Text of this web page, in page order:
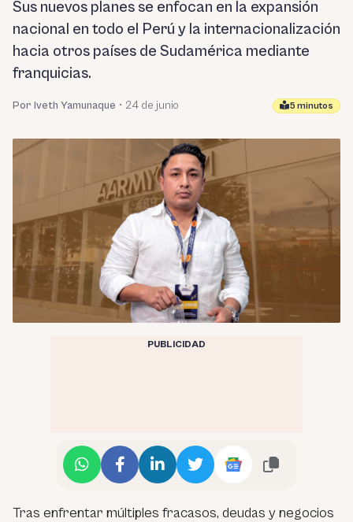
Sus nuevos planes se enfocan en la expansión
nacional en todo el Perú y la internacionalización
hacia otros países de Sudamérica mediante
franquicias.
Por Iveth Yamunaque • 24 de junio 5 minutos
PUBLICIDAD
Tras enfrentar múltiples fracasos, deudas y negocios